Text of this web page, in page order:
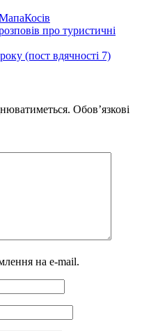
про туристичні
(пост вдячності 7)
Обов’язкові
на e-mail.